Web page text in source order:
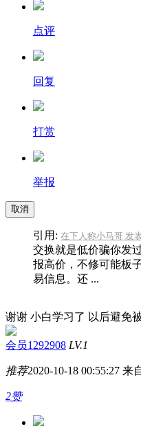
点评
回复
打赏
举报
取消
引用: 在下人称小马哥 发
交换就是低价骗你发
报高价，不修可能板
易信息。还 ...
谢谢 小白学习了 以后避免
会员1292908 LV.1
推荐2020-10-18 00:55:27 来
2赞